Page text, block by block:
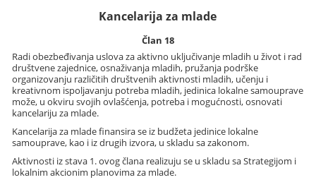
Kancelarija za mlade
Član 18
Radi obezbeđivanja uslova za aktivno uključivanje mladih u život i rad
društvene zajednice, osnaživanja mladih, pružanja podrške
organizovanju različitih društvenih aktivnosti mladih, učenju i
kreativnom ispoljavanju potreba mladih, jedinica lokalne samouprave
može, u okviru svojih ovlašćenja, potreba i mogućnosti, osnovati
kancelariju za mlade.
Kancelarija za mlade finansira se iz budžeta jedinice lokalne
samouprave, kao i iz drugih izvora, u skladu sa zakonom.
Aktivnosti iz stava 1. ovog člana realizuju se u skladu sa Strategijom i
lokalnim akcionim planovima za mlade.